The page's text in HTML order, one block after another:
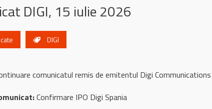
DIGI, 15 iulie 2026
DIGI
comunicatul remis de emitentul Digi
Confirmare IPO Digi Spania